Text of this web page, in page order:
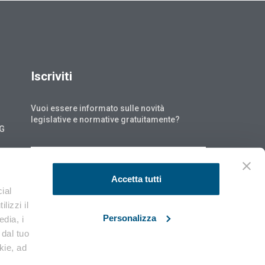
il
i
tuo
ad
Accetta tutti
Personalizza
Iscriviti
Vuoi essere informato sulle novità
legislative e normative gratuitamente?
ISCRIVITI